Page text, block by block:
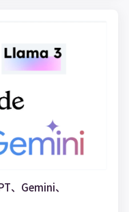
、Gemini、